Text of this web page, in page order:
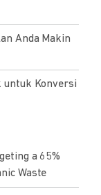
Anda Makin
untuk Konversi
a 65%
Waste